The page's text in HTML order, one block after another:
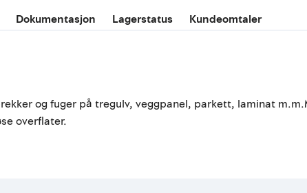
Dokumentasjon Lagerstatus Kundeomtaler
og fuger på tregulv, veggpanel, parkett, laminat
overflater.